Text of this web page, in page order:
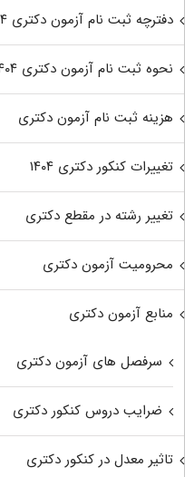
دفترچه ثبت نام آزمون دکتری ۱۴۰۴
نحوه ثبت نام آزمون دکتری ۱۴۰۴
هزینه ثبت نام آزمون دکتری
تغییرات کنکور دکتری ۱۴۰۴
تغییر رشته در مقطع دکتری
محرومیت آزمون دکتری
منابع آزمون دکتری
سرفصل های آزمون دکتری
ضرایب دروس کنکور دکتری
تاثیر معدل در کنکور دکتری